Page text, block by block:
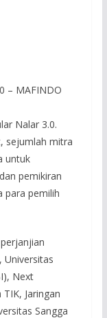
– MAFINDO
Nalar 3.0.
sejumlah mitra
untuk
pemikiran
para pemilih
Universitas
Next
Jaringan
Sangga